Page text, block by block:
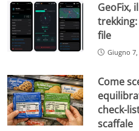
GeoFix,
trekking:
file
Giugno 7,
Come
check-
scaffale